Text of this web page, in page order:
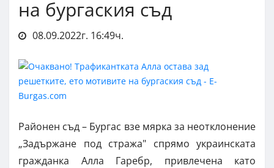
на бургаския съд
08.09.2022г. 16:49ч.
Районен съд – Бургас взе мярка за неотклонение
„Задържане под стража" спрямо украинската
гражданка Алла Гаребр, привлечена като